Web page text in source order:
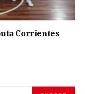
Corrientes